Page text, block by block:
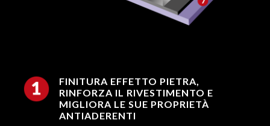
FINITURA EFFETTO PIETRA,
RINFORZA IL RIVESTIMENTO E
MIGLIORA LE SUE PROPRIETÀ
ANTIADERENTI